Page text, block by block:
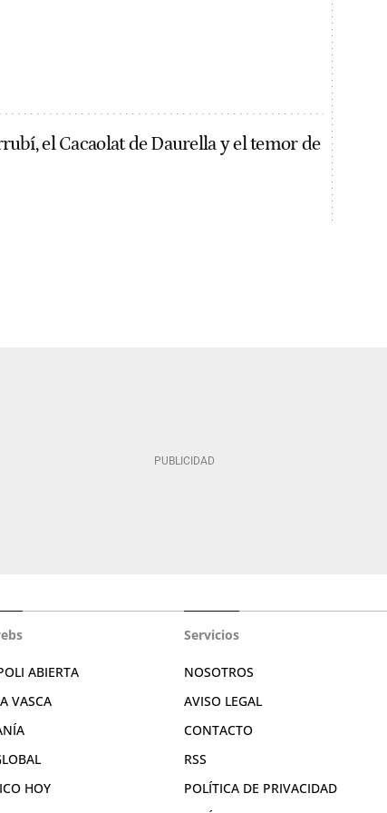
el Cacaolat de Daurella y el temor de
ABIERTA
VASCA
HOY
Servicios
NOSOTROS
AVISO LEGAL
CONTACTO
RSS
POLÍTICA DE PRIVACIDAD